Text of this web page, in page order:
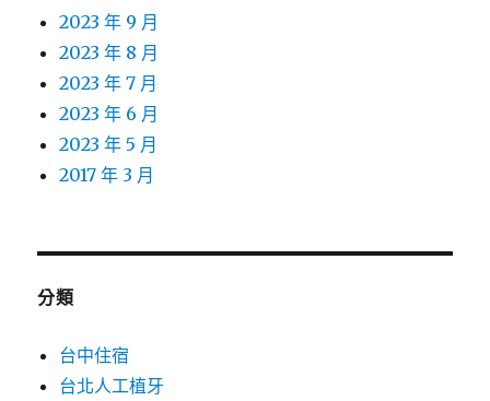
2023 年 9 月
2023 年 8 月
2023 年 7 月
2023 年 6 月
2023 年 5 月
2017 年 3 月
分類
台中住宿
台北人工植牙